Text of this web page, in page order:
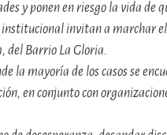
y ponen en riesgo la vida de
invitan a marchar
del Barrio La Gloria.
la mayoría de los casos se
en conjunto con